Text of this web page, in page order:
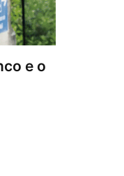
e o